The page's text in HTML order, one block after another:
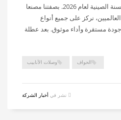
بداية جديدة بعد عطلة رأس السنة الصينية لعام 2026. بصفتنا مصنعا
نركز على جميع أنواع
مستقرة وأداء موثوق. بعد عطلة
الحواف وصلات الأنابيب
نشر في أخبار الشركة